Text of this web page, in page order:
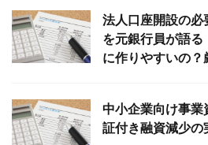
法人口座開設の必
を元銀行員が語
に作りやすいの？
中小企業向け事
証付き融資減少の